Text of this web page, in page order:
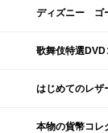
ディズニー ゴ
歌舞伎特選
はじめてのレザ
本物の貨幣コレ